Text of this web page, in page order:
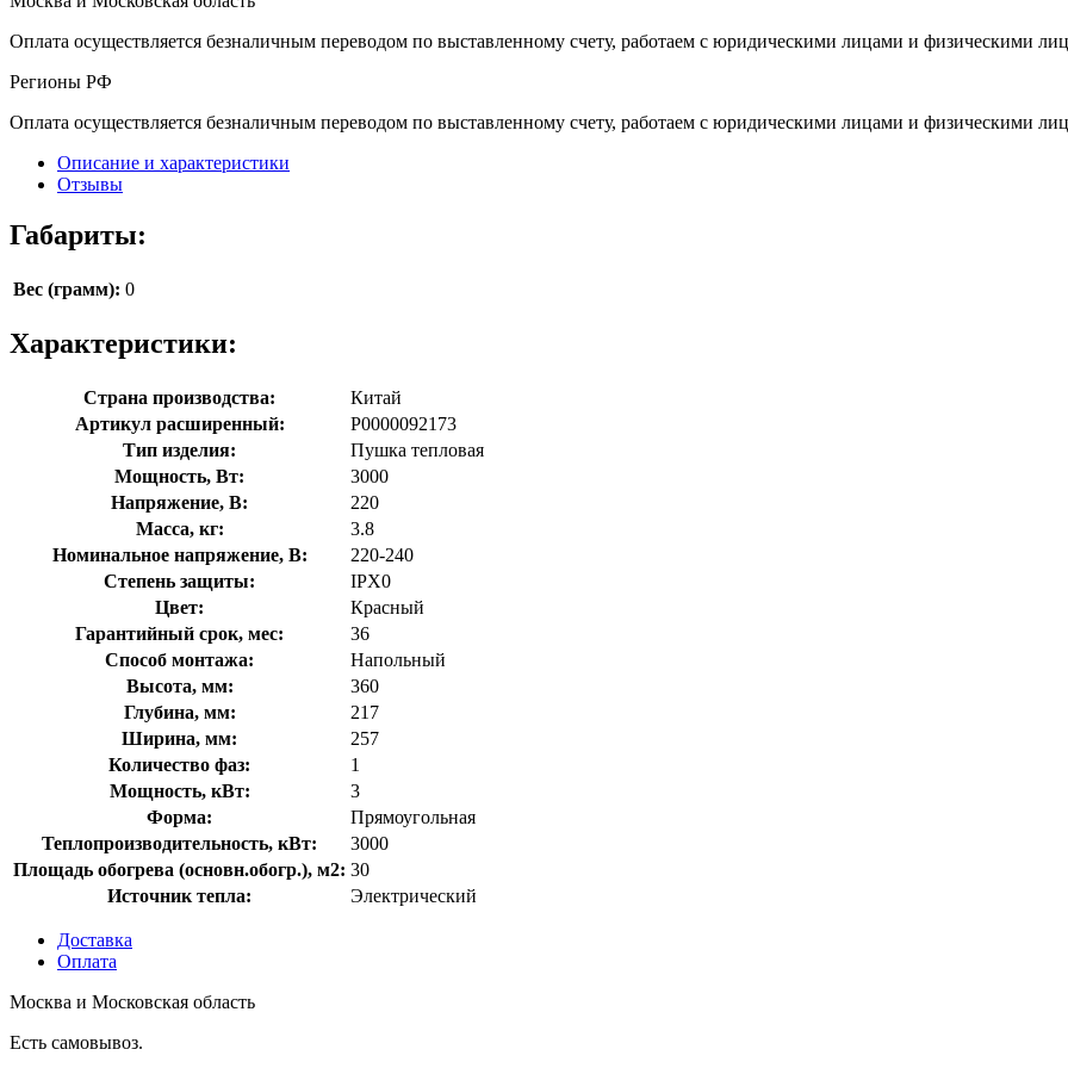
Оплата осуществляется безналичным переводом по выставленному счету, работаем с юридическими лицами и физическими
Регионы РФ
Оплата осуществляется безналичным переводом по выставленному счету, работаем с юридическими лицами и физическими
Описание и характеристики
Отзывы
Габариты:
Вес (грамм): 0
Характеристики:
Страна производства:
Китай
Артикул расширенный:
Р0000092173
Тип изделия:
Пушка тепловая
Мощность, Вт:
3000
Напряжение, В:
220
Масса, кг:
3.8
Номинальное напряжение, В:
220-240
Степень защиты:
IPX0
Цвет:
Красный
Гарантийный срок, мес:
36
Способ монтажа:
Напольный
Высота, мм:
360
Глубина, мм:
217
Ширина, мм:
257
Количество фаз:
1
Мощность, кВт:
3
Форма:
Прямоугольная
Теплопроизводительность, кВт:
3000
Площадь обогрева (основн.обогр.), м2: 30
Источник тепла:
Электрический
Доставка
Оплата
Москва и Московская область
Есть самовывоз.